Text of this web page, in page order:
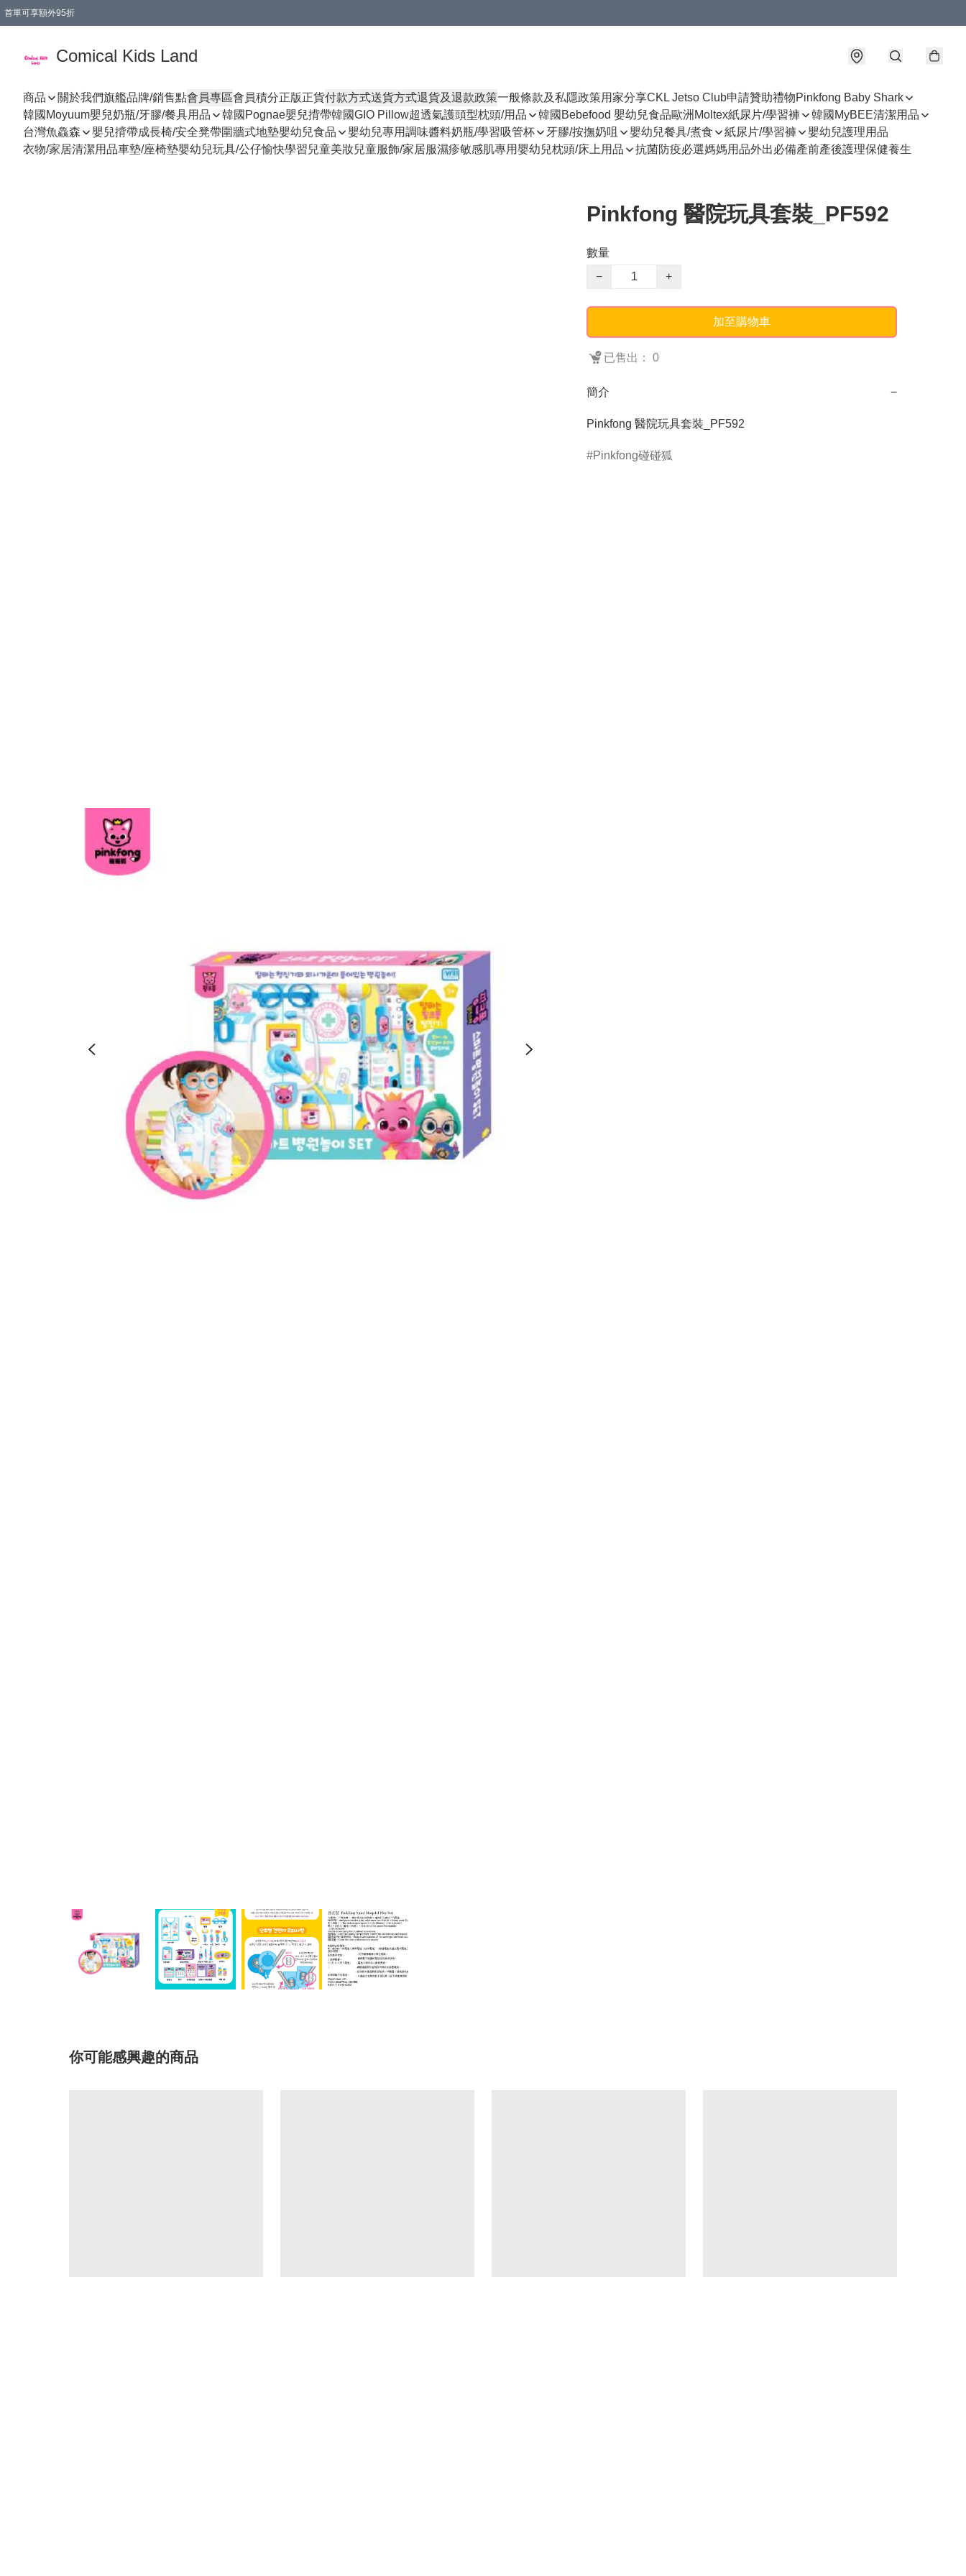
首單可享額外95折
Comical Kids Land
商品 關於我們旗艦品牌/銷售點會員專區會員積分正版正貨付款方式送貨方式退貨及退款政策一般條款及私隱政策用家分享CKL Jetso Club申請贊助禮物Pinkfong Baby Shark
韓國Moyuum嬰兒奶瓶/牙膠/餐具用品
韓國Pognae嬰兒揹帶韓國GIO Pillow超透氣護頭型枕頭/用品 韓國Bebefood 嬰幼兒食品歐洲Moltex紙尿片/學習褲
韓國MyBEE清潔用品
台灣魚鱻森
嬰兒揹帶成長椅/安全凳帶圍牆式地墊嬰幼兒食品 嬰幼兒專用調味醬料奶瓶/學習吸管杯 牙膠/按撫奶咀 嬰幼兒餐具/煮食 紙尿片/學習褲
嬰幼兒護理用品
衣物/家居清潔用品車墊/座椅墊嬰幼兒玩具/公仔愉快學習兒童美妝兒童服飾/家居服濕疹敏感肌專用嬰幼兒枕頭/床上用品 抗菌防疫必選媽媽用品外出必備產前產後護理保健養生
Pinkfong 醫院玩具套裝_PF592
數量
−
+
加至購物車
已售出： 0
簡介 −
Pinkfong 醫院玩具套裝_PF592
Pinkfong碰碰狐
你可能感興趣的商品